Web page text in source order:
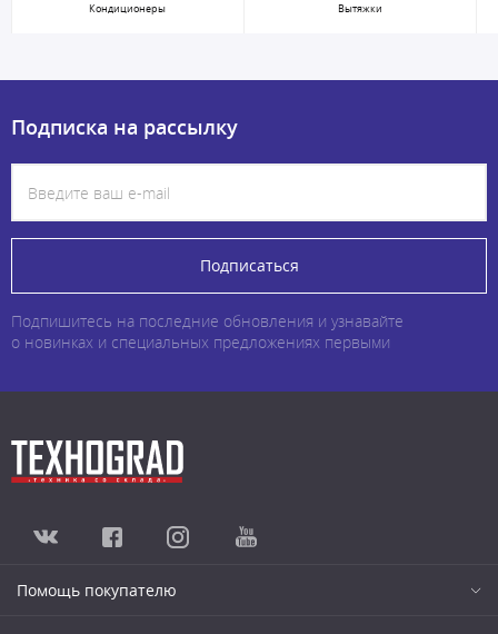
Кондиционеры Вытяжки
Подписка на рассылку
Подписаться
Подпишитесь на последние обновления и узнавайте
о новинках и специальных предложениях первыми
Помощь покупателю